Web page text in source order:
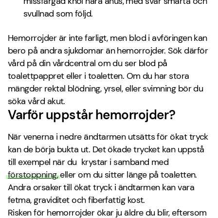
svullnad som följd.
Hemorrojder är inte farligt, men blod i avföringen kan
bero på andra sjukdomar än hemorrojder. Sök därför
vård på din vårdcentral om du ser blod på
toalettpappret eller i toaletten. Om du har stora
mängder rektal blödning, yrsel, eller svimning bör du
söka vård akut.
Varför uppstår hemorrojder?
När venerna i nedre ändtarmen utsätts för ökat tryck
kan de börja bukta ut. Det ökade trycket kan uppstå
till exempel när du krystar i samband med
förstoppning,eller om du sitter länge på toaletten.
Andra orsaker till ökat tryck i ändtarmen kan vara
fetma, graviditet och fiberfattig kost.
Risken för hemorrojder ökar ju äldre du blir, eftersom